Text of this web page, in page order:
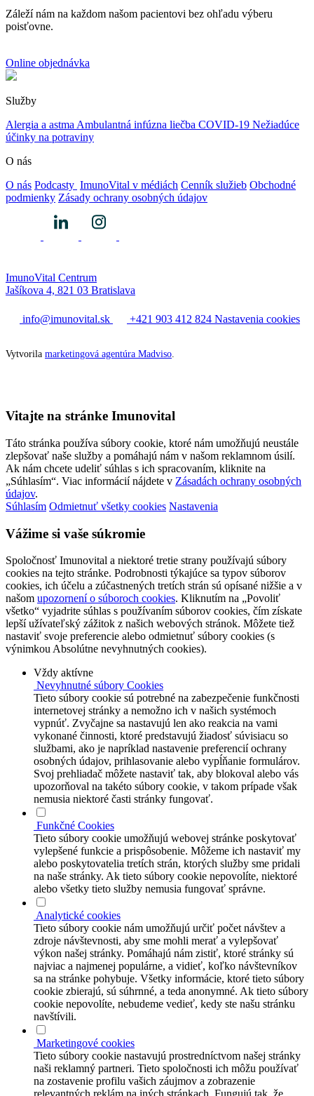
Záleží nám na každom našom pacientovi bez ohľadu výberu
poisťovne.
Online objednávka
Služby
Alergia a astma Ambulantná infúzna liečba COVID-19 Nežiadúce
účinky na potraviny
O nás
O nás Podcasty ImunoVital v médiách Cenník služieb Obchodné
podmienky Zásady ochrany osobných údajov
ImunoVital Centrum
Jašíkova 4, 821 03 Bratislava
info@imunovital.sk +421 903 412 824 Nastavenia cookies
Vytvorila marketingová agentúra Madviso.
Vitajte na stránke Imunovital
Táto stránka používa súbory cookie, ktoré nám umožňujú neustále
zlepšovať naše služby a pomáhajú nám v našom reklamnom úsilí.
Ak nám chcete udeliť súhlas s ich spracovaním, kliknite na
„Súhlasím“. Viac informácií nájdete v Zásadách ochrany osobných
údajov.
Súhlasím Odmietnuť všetky cookies Nastavenia
Vážime si vaše súkromie
Spoločnosť Imunovital a niektoré tretie strany používajú súbory
cookies na tejto stránke. Podrobnosti týkajúce sa typov súborov
cookies, ich účelu a zúčastnených tretích strán sú opísané nižšie a v
našom upozornení o súboroch cookies. Kliknutím na „Povoliť
všetko“ vyjadrite súhlas s používaním súborov cookies, čím získate
lepší užívateľský zážitok z našich webových stránok. Môžete tiež
nastaviť svoje preferencie alebo odmietnuť súbory cookies (s
výnimkou Absolútne nevyhnutných cookies).
Vždy aktívne
Nevyhnutné súbory Cookies
Tieto súbory cookie sú potrebné na zabezpečenie funkčnosti
internetovej stránky a nemožno ich v našich systémoch
vypnúť. Zvyčajne sa nastavujú len ako reakcia na vami
vykonané činnosti, ktoré predstavujú žiadosť súvisiacu so
službami, ako je napríklad nastavenie preferencií ochrany
osobných údajov, prihlasovanie alebo vypĺňanie formulárov.
Svoj prehliadač môžete nastaviť tak, aby blokoval alebo vás
upozorňoval na takéto súbory cookie, v takom prípade však
nemusia niektoré časti stránky fungovať.
Funkčné Cookies
Tieto súbory cookie umožňujú webovej stránke poskytovať
vylepšené funkcie a prispôsobenie. Môžeme ich nastaviť my
alebo poskytovatelia tretích strán, ktorých služby sme pridali
na naše stránky. Ak tieto súbory cookie nepovolíte, niektoré
alebo všetky tieto služby nemusia fungovať správne.
Analytické cookies
Tieto súbory cookie nám umožňujú určiť počet návštev a
zdroje návštevnosti, aby sme mohli merať a vylepšovať
výkon našej stránky. Pomáhajú nám zistiť, ktoré stránky sú
najviac a najmenej populárne, a vidieť, koľko návštevníkov
sa na stránke pohybuje. Všetky informácie, ktoré tieto súbory
cookie zbierajú, sú súhrnné, a teda anonymné. Ak tieto súbory
cookie nepovolíte, nebudeme vedieť, kedy ste našu stránku
navštívili.
Marketingové cookies
Tieto súbory cookie nastavujú prostredníctvom našej stránky
naši reklamný partneri. Tieto spoločnosti ich môžu používať
na zostavenie profilu vašich záujmov a zobrazenie